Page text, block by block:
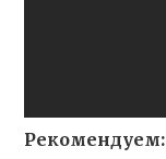
Рекомендуем: